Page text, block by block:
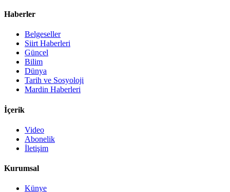
Haberler
Belgeseller
Siirt Haberleri
Güncel
Bilim
Dünya
Tarih ve Sosyoloji
Mardin Haberleri
İçerik
Video
Abonelik
İletişim
Kurumsal
Künye